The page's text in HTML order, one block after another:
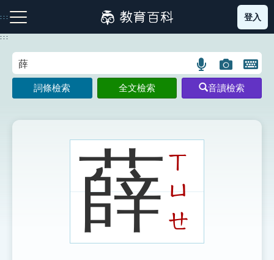
到
主
:::
注音索引圖示 筆畫索引圖示 部首索引表圖示
登入
:::
語
言
搜
示
圖
片
搜
開
鍵
圖
詞條檢索 全文檢索 音讀檢索
薛ㄒ
ㄩ
ㄝ